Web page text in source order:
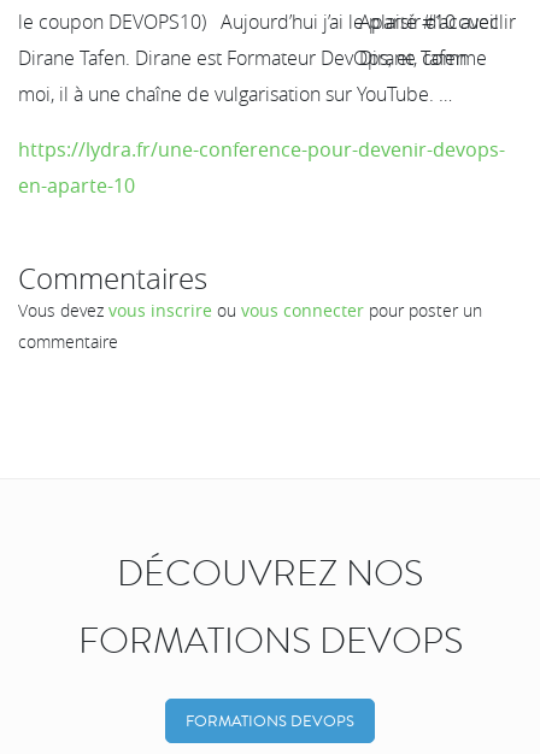
le coupon DEVOPS10) Aujourd’hui j’ai le plaisir d’accueillir
Dirane Tafen. Dirane est Formateur DevOps, et, comme
moi, il à une chaîne de vulgarisation sur YouTube. …
https://lydra.fr/une-conference-pour-devenir-devops-
en-aparte-10
Commentaires
Vous devez vous inscrire ou vous connecter pour poster un
commentaire
DÉCOUVREZ NOS
FORMATIONS DEVOPS
FORMATIONS DEVOPS